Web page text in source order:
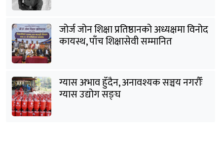
जोर्ज जोन शिक्षा प्रतिष्ठानको अध्यक्षमा विनोद
कायस्थ, पाँच शिक्षासेवी सम्मानित
ग्यास अभाव हुँदैन, अनावश्यक सञ्चय नगरौँः
ग्यास उद्योग सङ्घ